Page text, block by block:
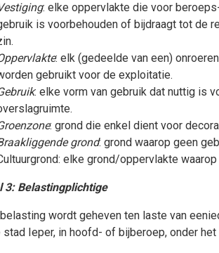
: elke oppervlakte die voor
is voorbehouden of bijdraagt tot de
: elk (gedeelde van een)
gebruikt voor de exploitatie.
: elke vorm van gebruik dat nuttig is
: grond die enkel dient voor
grond: grond waarop geen
elke grond/oppervlakte
3: Belastingplichtige
wordt geheven ten laste van
stad Ieper, in hoofd- of bijberoep, onder